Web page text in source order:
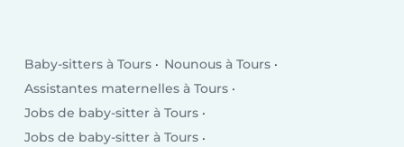
Baby-sitters à Tours
Nounous à Tours
Assistantes maternelles à Tours
Jobs de baby-sitter à Tours
Jobs de baby-sitter à Tours